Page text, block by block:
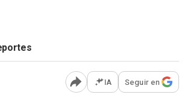
Abrir opciones para
IA Seguir en